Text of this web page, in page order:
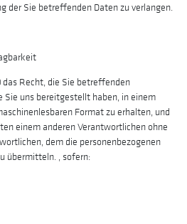
der Sie betreffenden Daten zu verlangen.
das Recht, die Sie betreffenden
Sie uns bereitgestellt haben, in einem
Format zu erhalten, und
einem anderen Verantwortlichen ohne
dem die personenbezogenen
übermitteln. , sofern: